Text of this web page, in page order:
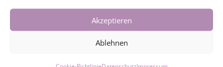
Akzeptieren
Ablehnen
Uhrzeit: 10:00 Uhr (ca.75 Min) 12 € / p. Person (bitte